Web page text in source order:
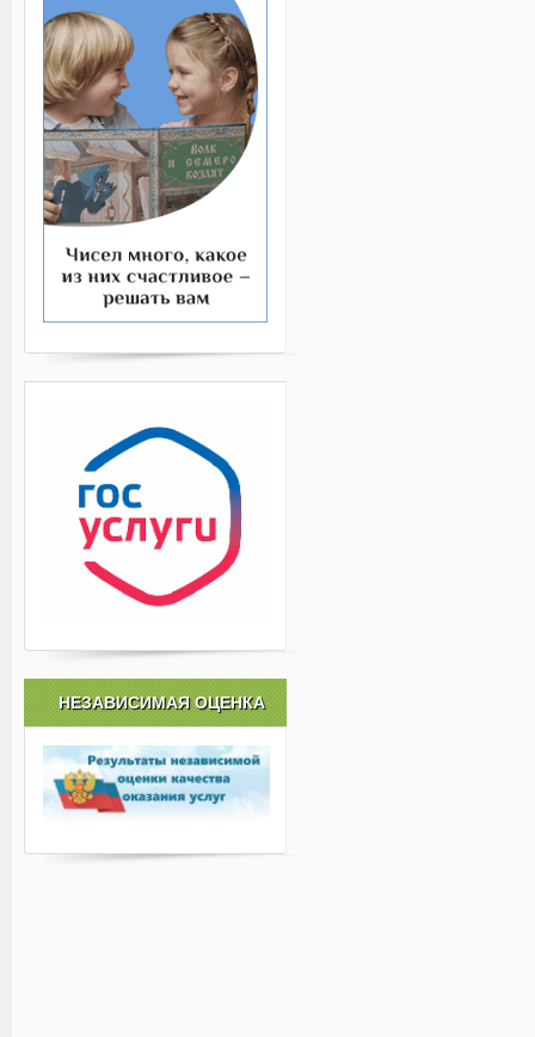
НЕЗАВИСИМАЯ ОЦЕНКА